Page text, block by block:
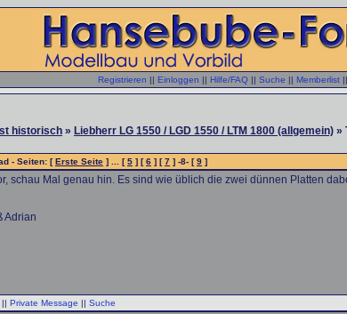
Registrieren || Einloggen || Hilfe/FAQ || Suche || Memberlist ||
historisch » Liebherr LG 1550 / LGD 1550 / LTM 1800 (allgemein) »
- Seiten: [Erste Seite ] ... [5 ] [6 ] [7 ] -8- [9 ]
schau Mal genau hin. Es sind wie üblich die zwei dünnen Platten
Adrian
|| Private Message || Suche